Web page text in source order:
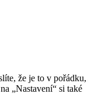
že je to v pořádku,
„Nastavení“ si také